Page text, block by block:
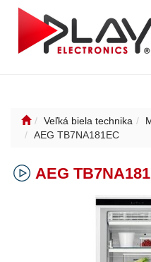
Veľká biela technika
AEG TB7NA181EC
AEG